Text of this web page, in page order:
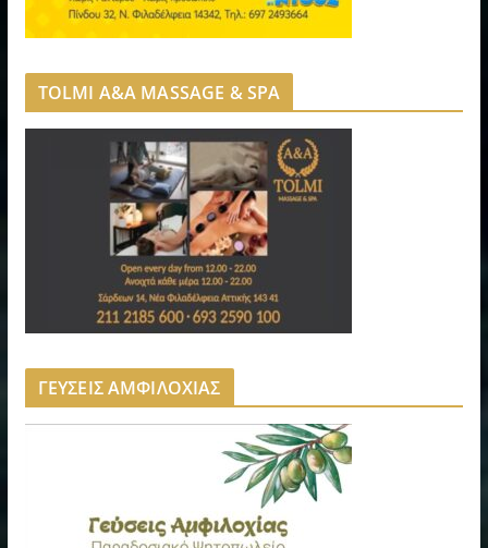
TOLMI A&A MASSAGE & SPA
ΓΕΥΣΕΙΣ ΑΜΦΙΛΟΧΙΑΣ